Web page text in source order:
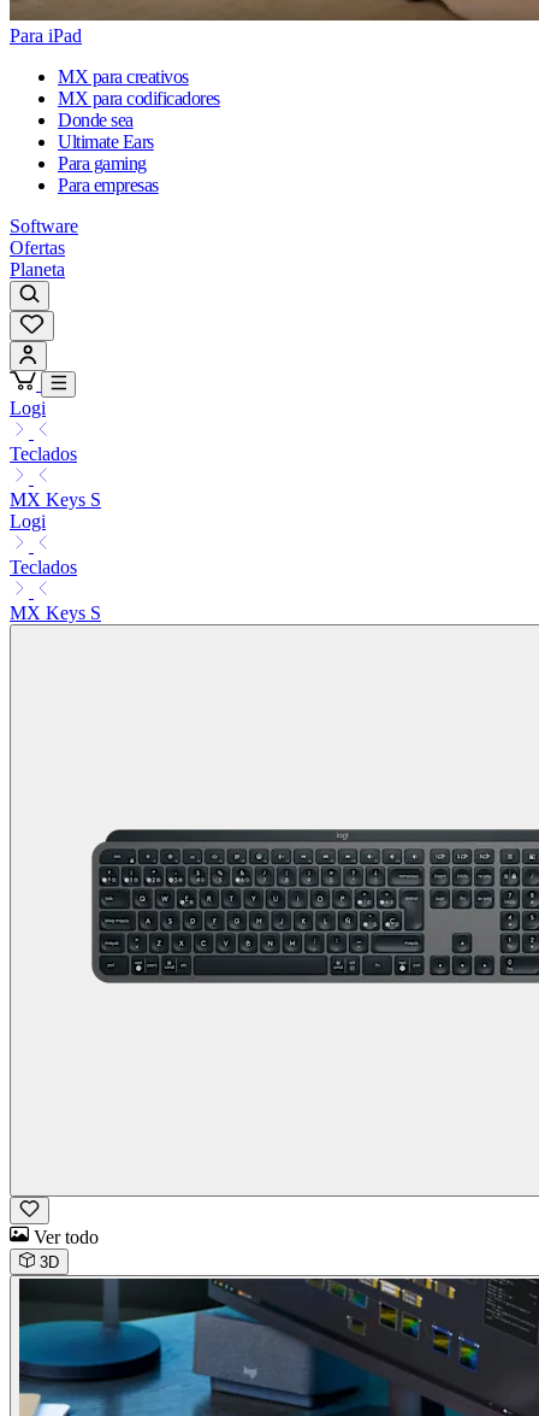
Para iPad
MX para creativos
MX para codificadores
Donde sea
Ultimate Ears
Para gaming
Para empresas
Software
Ofertas
Planeta
Logi
Teclados
MX Keys S
Logi
Teclados
MX Keys S
Ver todo
3D